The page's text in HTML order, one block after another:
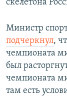
скелетона
Министр
подчеркнул,
чемпионата
был
чемпионата
там есть